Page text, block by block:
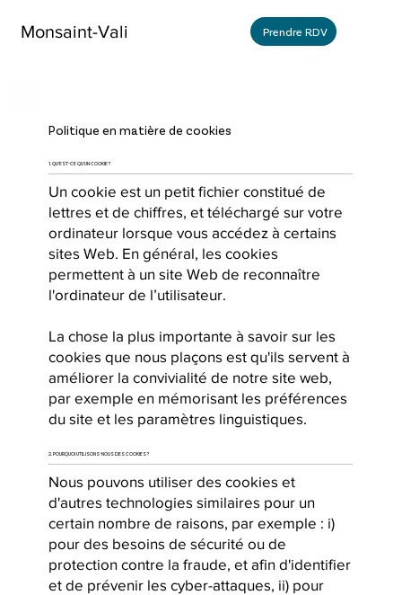
Monsaint-Vali Prendre RDV
Politique en matière de cookies
1. QU'EST-CE QU'UN COOKIE ?
Un cookie est un petit fichier constitué de
lettres et de chiffres, et téléchargé sur votre
ordinateur lorsque vous accédez à certains
sites Web. En général, les cookies
permettent à un site Web de reconnaître
l'ordinateur de l’utilisateur.
La chose la plus importante à savoir sur les
cookies que nous plaçons est qu'ils servent à
améliorer la convivialité de notre site web,
par exemple en mémorisant les préférences
du site et les paramètres linguistiques.
2. POURQUOI UTILISONS-NOUS DES COOKIES ?
Nous pouvons utiliser des cookies et
d'autres technologies similaires pour un
certain nombre de raisons, par exemple : i)
pour des besoins de sécurité ou de
protection contre la fraude, et afin d'identifier
et de prévenir les cyber-attaques, ii) pour